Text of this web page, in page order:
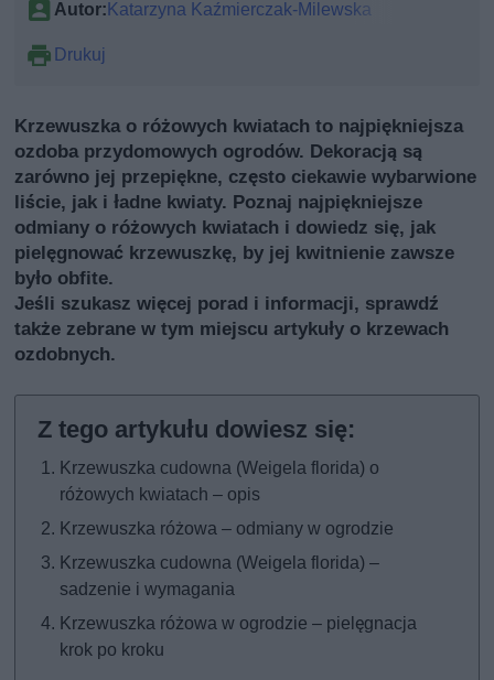
Autor:Katarzyna Kaźmierczak-Milewska
Drukuj
Krzewuszka o różowych kwiatach to najpiękniejsza
ozdoba przydomowych ogrodów. Dekoracją są
zarówno jej przepiękne, często ciekawie wybarwione
liście, jak i ładne kwiaty. Poznaj najpiękniejsze
odmiany o różowych kwiatach i dowiedz się, jak
pielęgnować krzewuszkę, by jej kwitnienie zawsze
było obfite.
Jeśli szukasz więcej porad i informacji, sprawdź
także zebrane w tym miejscu artykuły o krzewach
ozdobnych.
Krzewuszka cudowna (Weigela florida) o
różowych kwiatach – opis
Krzewuszka różowa – odmiany w ogrodzie
Krzewuszka cudowna (Weigela florida) –
sadzenie i wymagania
Krzewuszka różowa w ogrodzie – pielęgnacja
krok po kroku